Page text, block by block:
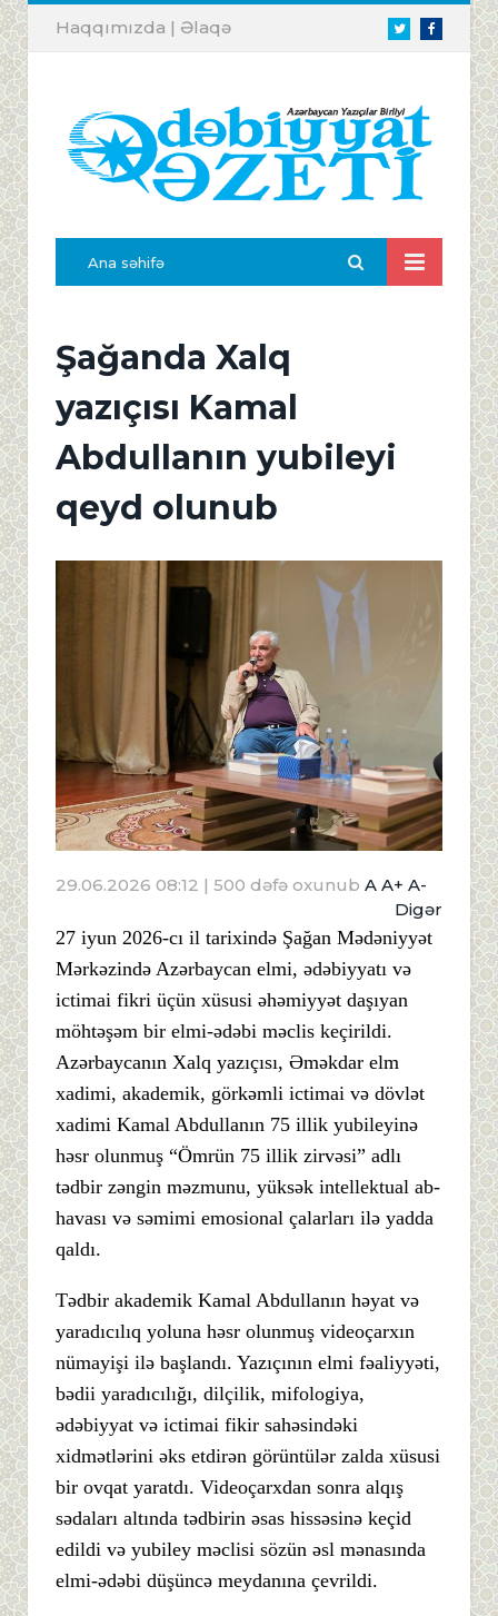
TwitterFacebook
Haqqımızda | Əlaqə
Ana səhifə
Şağanda Xalq
yazıçısı Kamal
Abdullanın yubileyi
qeyd olunub
29.06.2026 08:12 | 500 dəfə oxunub A A+ A-
Digər
27 iyun 2026-cı il tarixində Şağan Mədəniyyət
Mərkəzində Azərbaycan elmi, ədəbiyyatı və
ictimai fikri üçün xüsusi əhəmiyyət daşıyan
möhtəşəm bir elmi-ədəbi məclis keçirildi.
Azərbaycanın Xalq yazıçısı, Əməkdar elm
xadimi, akademik, görkəmli ictimai və dövlət
xadimi Kamal Abdullanın 75 illik yubileyinə
həsr olunmuş “Ömrün 75 illik zirvəsi” adlı
tədbir zəngin məzmunu, yüksək intellektual ab-
havası və səmimi emosional çalarları ilə yadda
qaldı.
Tədbir akademik Kamal Abdullanın həyat və
yaradıcılıq yoluna həsr olunmuş videoçarxın
nümayişi ilə başlandı. Yazıçının elmi fəaliyyəti,
bədii yaradıcılığı, dilçilik, mifologiya,
ədəbiyyat və ictimai fikir sahəsindəki
xidmətlərini əks etdirən görüntülər zalda xüsusi
bir ovqat yaratdı. Videoçarxdan sonra alqış
sədaları altında tədbirin əsas hissəsinə keçid
edildi və yubiley məclisi sözün əsl mənasında
elmi-ədəbi düşüncə meydanına çevrildi.